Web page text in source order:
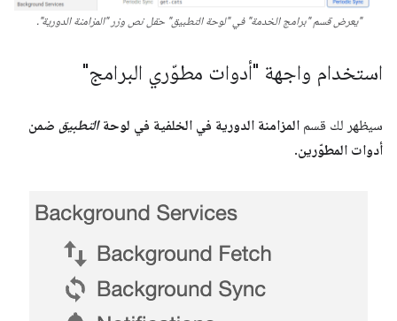
"يعرض قسم "برامج الخدمة" في "لوحة التطبيق" حقل نص وزر "المزامنة الدورية".
استخدام واجهة "أدوات مطوّري البرامج"
سيظهر لك قسم المزامنة الدورية في الخلفية في لوحةالتطبيق ضمن
أدوات المطوّرين.